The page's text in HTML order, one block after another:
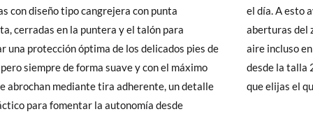
con diseño tipo cangrejera con punta
cerradas en la puntera y el talón para
una protección óptima de los delicados pies de
siempre de forma suave y con el máximo
abrochan mediante tira adherente, un detalle
para fomentar la autonomía desde
ayuda también su diseño, ya que las
del zapato permiten una óptima circulación del
en días muy calurosos. Están disponibles
talla 20 a la 26 y en varios colores lisos, para
que elijas el
envíos y cambios gratis, sin importe mínimo, sin
cuando te lleguen no te valen, sólo tienes que entrar en la sección
la petición de cambio. Nuestro equipo Atención al Cliente
recogeremos la primera, sin gastos, en unos pocos días!
20
13,2 14,0 14,6 15,2